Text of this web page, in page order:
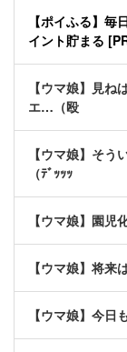
【ポイふる】
イント貯まる
【ウマ娘】見
エ…（殴
【ウマ娘】そう
（ﾃﾞｯｯｯ
【ウマ娘】園児
【ウマ娘】将
【ウマ娘】今